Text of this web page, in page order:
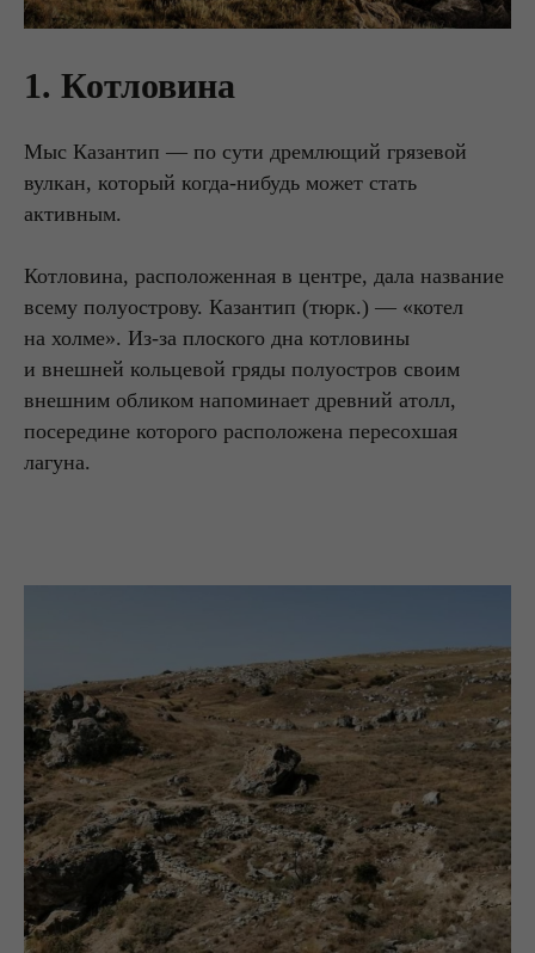
1. Котловина
Мыс Казантип — по сути дремлющий грязевой
вулкан, который когда-нибудь может стать
активным.
Котловина, расположенная в центре, дала название
всему полуострову. Казантип (тюрк.) — «котел
на холме». Из-за плоского дна котловины
и внешней кольцевой гряды полуостров своим
внешним обликом напоминает древний атолл,
посередине которого расположена пересохшая
лагуна.